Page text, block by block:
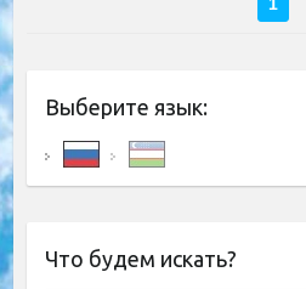
Выберите язык:
Что будем искать?